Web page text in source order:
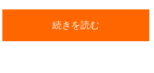
続きを読む